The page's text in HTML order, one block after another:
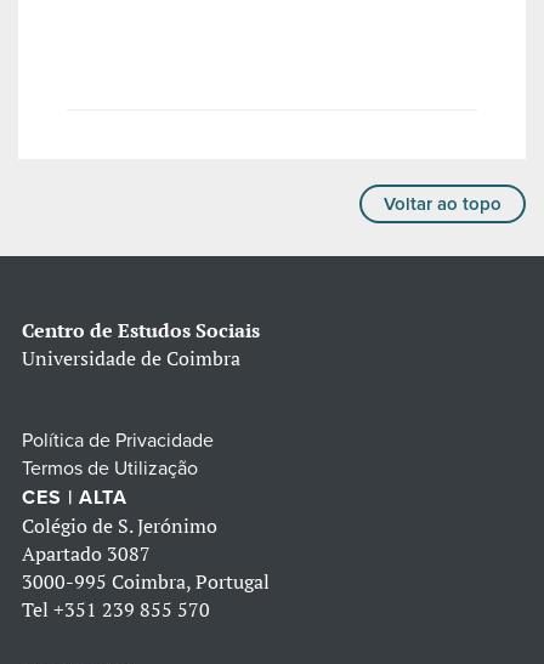
Voltar ao topo
Centro de Estudos Sociais
Universidade de Coimbra
Política de Privacidade
Termos de Utilização
CES | ALTA
Colégio de S. Jerónimo
Apartado 3087
3000-995 Coimbra, Portugal
Tel +351 239 855 570